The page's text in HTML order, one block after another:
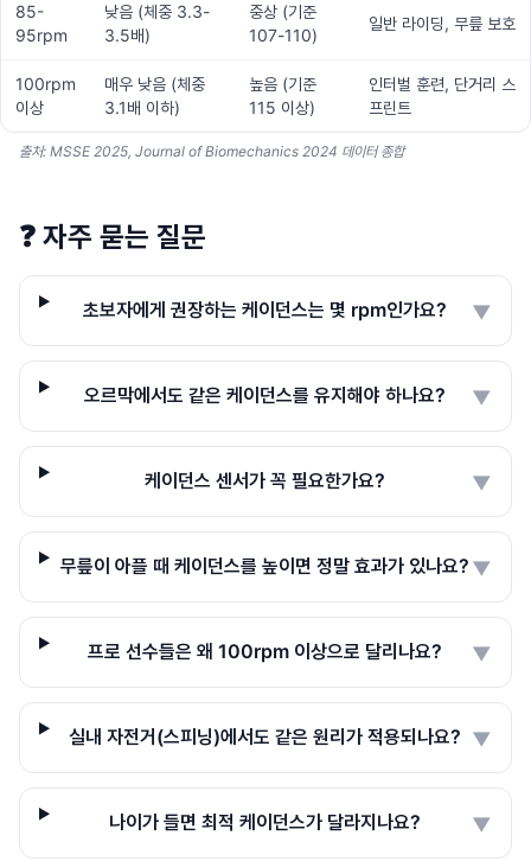
85-
95rpm
낮음 (체중 3.3-
3.5배)
중상 (기준
107-110)
일반 라이딩, 무릎 보호
100rpm
이상
매우 낮음 (체중
3.1배 이하)
높음 (기준
115 이상)
인터벌 훈련, 단거리 스
프린트
출처: MSSE 2025, Journal of Biomechanics 2024 데이터 종합
❓ 자주 묻는 질문
초보자에게 권장하는 케이던스는 몇 rpm인가요? ▼
오르막에서도 같은 케이던스를 유지해야 하나요? ▼
케이던스 센서가 꼭 필요한가요? ▼
무릎이 아플 때 케이던스를 높이면 정말 효과가 있나요? ▼
프로 선수들은 왜 100rpm 이상으로 달리나요? ▼
실내 자전거(스피닝)에서도 같은 원리가 적용되나요? ▼
나이가 들면 최적 케이던스가 달라지나요? ▼